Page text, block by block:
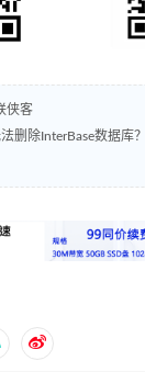
侠客
删除InterBase数据库